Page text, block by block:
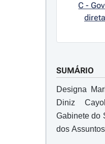
C -
SUMÁRIO
Designa
Diniz
Gabinete do
dos